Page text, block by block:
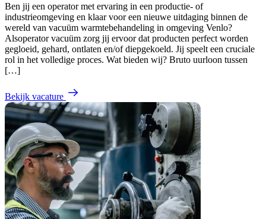
Ben jij een operator met ervaring in een productie- of
industrieomgeving en klaar voor een nieuwe uitdaging binnen de
wereld van vacuüm warmtebehandeling in omgeving Venlo?
Alsoperator vacuüm zorg jij ervoor dat producten perfect worden
gegloeid, gehard, ontlaten en/of diepgekoeld. Jij speelt een cruciale
rol in het volledige proces. Wat bieden wij? Bruto uurloon tussen
[…]
Bekijk vacature